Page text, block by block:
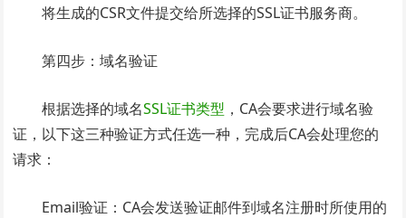
将生成的CSR文件提交给所选择的SSL证书服务商。
第四步：域名验证
根据选择的域名SSL证书类型 ，CA会要求进行域名验
证，以下这三种验证方式任选一种，完成后CA会处理您的
请求：
Email验证：CA会发送验证邮件到域名注册时所使用的